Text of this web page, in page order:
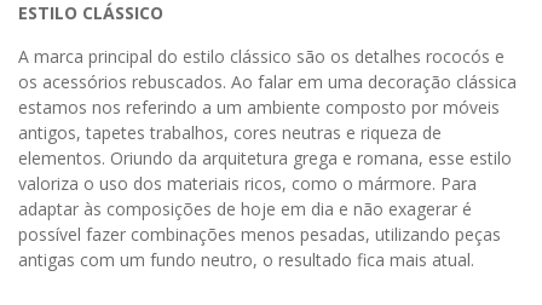
ESTILO CLÁSSICO
A marca principal do estilo clássico são os detalhes rococós e
os acessórios rebuscados. Ao falar em uma decoração clássica
estamos nos referindo a um ambiente composto por móveis
antigos, tapetes trabalhos, cores neutras e riqueza de
elementos. Oriundo da arquitetura grega e romana, esse estilo
valoriza o uso dos materiais ricos, como o mármore. Para
adaptar às composições de hoje em dia e não exagerar é
possível fazer combinações menos pesadas, utilizando peças
antigas com um fundo neutro, o resultado fica mais atual.